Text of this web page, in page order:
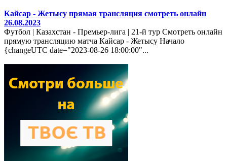
Кайсар - Жетысу прямая трансляция смотреть онлайн
26.08.2023
Футбол | Казахстан - Премьер-лига | 21-й тур Смотреть онлайн
прямую трансляцию матча Кайсар - Жетысу Начало
{changeUTC date="2023-08-26 18:00:00"...